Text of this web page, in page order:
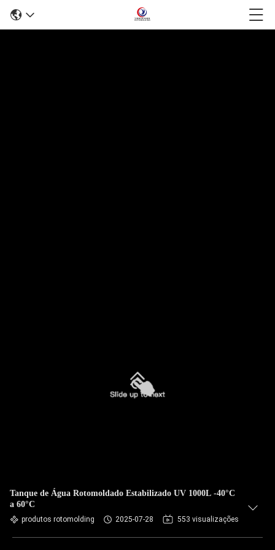
Tanque de Água Rotomoldado Estabilizado UV 1000L -40°C
a 60°C
produtos rotomolding 2025-07-28 553 visualizações